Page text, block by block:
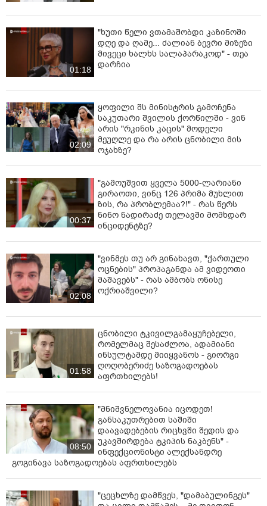
01:18
"ხუთი წელი ვთამაშობდი კაზინოში
დღე და ღამე... ძალიან ბევრი მიზეზი
მივეცი ხალხს სალაპარაკოდ" - თეა
დარჩია
02:09
ყოფილი შს მინისტრის გამოჩენა
საკუთარი შვილის ქორწილში - ვინ
არის "რკინის კაცის" მოდელი
მეუღლე და რა არის ცნობილი მის
ოჯახზე?
00:37
"გამოუშვით ყველა 5000-ლარიანი
გირაოთი, ვინც 126 პრიმა მუხლით
ზის, რა პრობლემაა?!" - რას წერს
ნინო ნადირაძე თელავში მომხდარ
ინციდენტზე?
02:08
"ვინმეს თუ არ გინახავთ, "ქართული
ოცნების" პროპაგანდა ამ ვიდეოთი
მაშავებს" - რას ამბობს ონისე
ოქრიაშვილი?
01:58
ცნობილი ტკივილგამაყუჩებელი,
რომელმაც შესაძლოა, ადამიანი
ინსულტამდე მიიყვანოს - გიორგი
ღოღობერიძე საზოგადოებას
აფრთხილებს!
08:50
"მნიშვნელოვანია იცოდეთ!
განსაკუთრებით საშიში
დაავადებების რიცხვში შედის და
უკავშირდება ტკიპის ნაკბენს" -
ინფექციონისტი ალექსანდრე
გოგინავა საზოგადოებას აფრთხილებს
"ცეცხლზე დამწვეს, "დამაბულინგეს"